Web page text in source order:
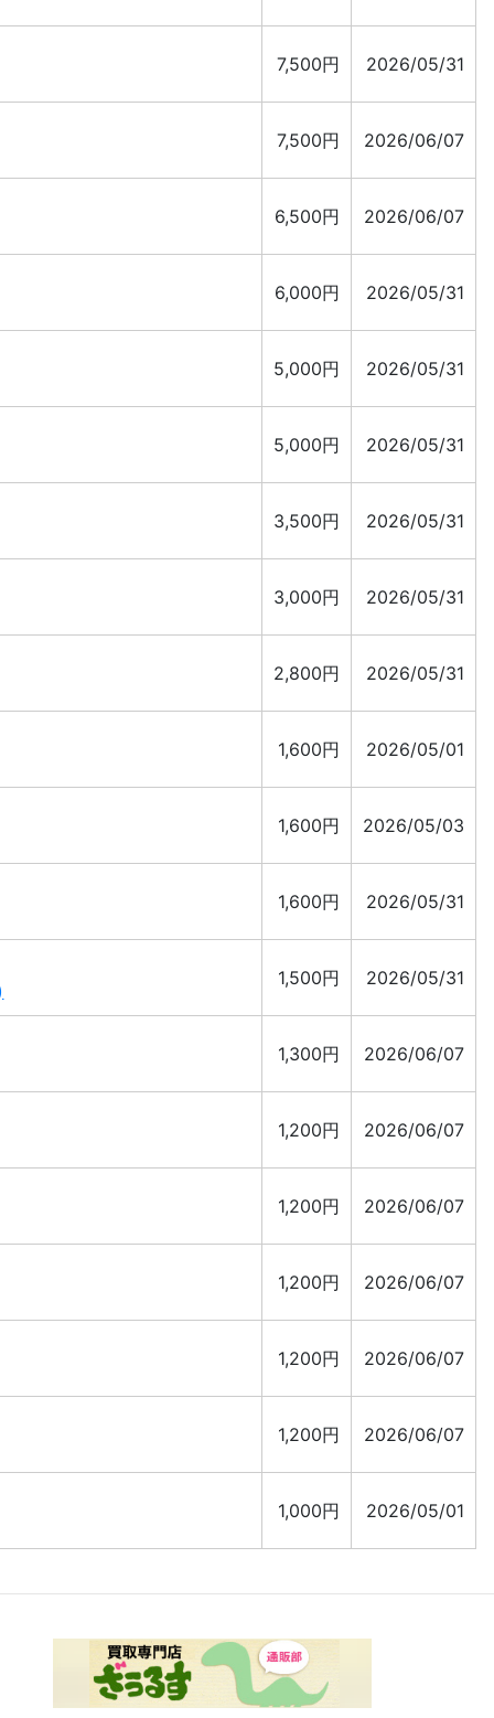
7,500円 2026/05/31
7,500円 2026/06/07
6,500円 2026/06/07
6,000円 2026/05/31
5,000円 2026/05/31
5,000円 2026/05/31
3,500円 2026/05/31
3,000円 2026/05/31
2,800円 2026/05/31
1,600円 2026/05/01
1,600円 2026/05/03
1,600円 2026/05/31
1,500円 2026/05/31
1,300円 2026/06/07
1,200円 2026/06/07
1,200円 2026/06/07
1,200円 2026/06/07
1,200円 2026/06/07
1,200円 2026/06/07
1,000円 2026/05/01